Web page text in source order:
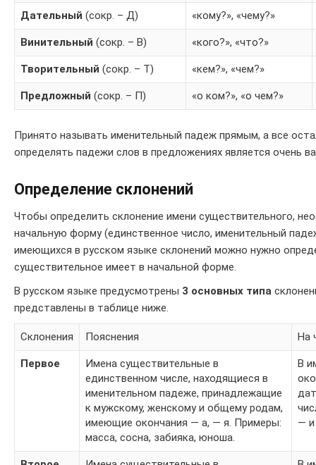
Дательный (сокр. – Д) «кому?», «чему?»
Винительный (сокр. – В) «кого?», «что?»
Творительный (сокр. – Т) «кем?», «чем?»
Предложный (сокр. – П) «о ком?», «о чем?»
Принято называть именительный падеж прямым, а все
определять падежи слов в предложениях является очень
Определение склонений
Чтобы определить склонение имени существительного,
начальную форму (единственное число, именительный
имеющихся в русском языке склонений можно нужно
существительное имеет в начальной форме.
В русском языке предусмотрены 3 основных типа
представлены в таблице ниже.
Склонения Пояснения На
Первое
Имена существительные в
единственном числе, находящиеся в
именительном падеже, принадлежащие
к мужскому, женскому и общему родам,
имеющие окончания — а, — я. Примеры:
масса, сосна, забияка, юноша.
В
— и